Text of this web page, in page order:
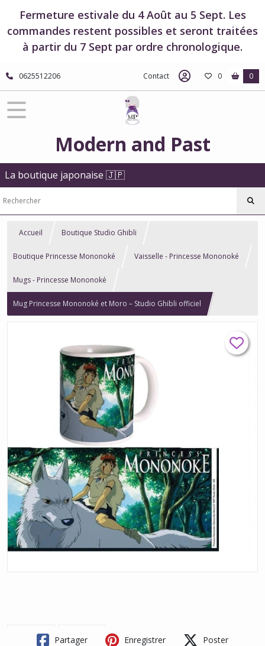
Fermeture estivale du 4 Août au 5 Sept. Les
commandes restent possibles et seront traitées
à partir du 7 Sept par ordre chronologique.
0625512206 Contact 0 0
Modern and Past
La boutique japonaise 🇯🇵
Accueil Boutique Studio Ghibli
Boutique Princesse Mononoké Vaisselle - Princesse Mononoké
Mugs - Princesse Mononoké
Mug Princesse Mononoké et Moro – Studio Ghibli officiel
Partager Enregistrer Poster